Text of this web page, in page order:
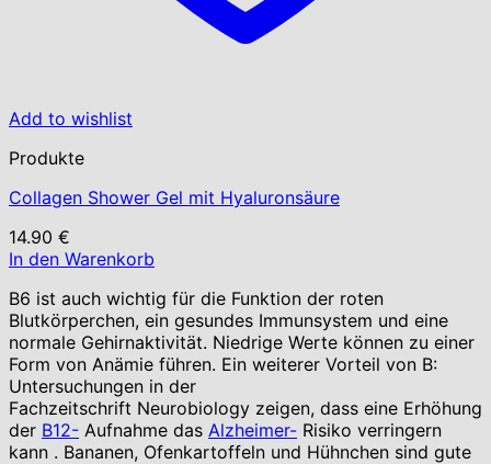
Add to wishlist
Produkte
Collagen Shower Gel mit Hyaluronsäure
14.90 €
In den Warenkorb
B6 ist auch wichtig für die Funktion der roten
Blutkörperchen, ein gesundes Immunsystem und eine
normale Gehirnaktivität. Niedrige Werte können zu einer
Form von Anämie führen. Ein weiterer Vorteil von B:
Untersuchungen in der
Fachzeitschrift Neurobiology zeigen, dass eine Erhöhung
der B12- Aufnahme das Alzheimer- Risiko verringern
kann . Bananen, Ofenkartoffeln und Hühnchen sind gute